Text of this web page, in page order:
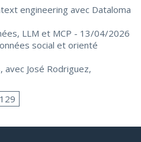
engineering avec Dataloma
LLM et MCP - 13/04/2026
social et orienté
avec José Rodriguez,
129